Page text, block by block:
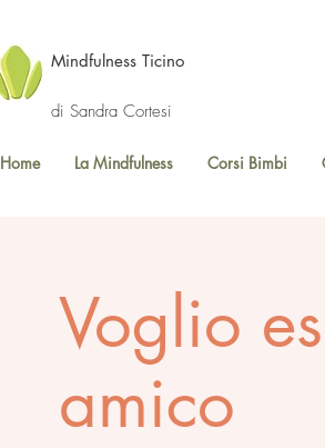
Mindfulness Ticino
di Sandra Cortesi
Home La Mindfulness Corsi Bimbi
Voglio
amico